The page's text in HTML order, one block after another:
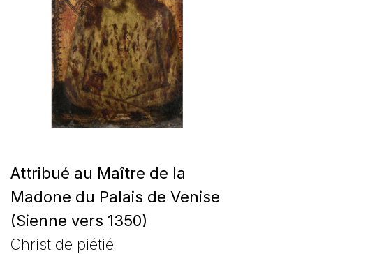
Attribué au Maître de la
Madone du Palais de Venise
(Sienne vers 1350)
Christ de piétié